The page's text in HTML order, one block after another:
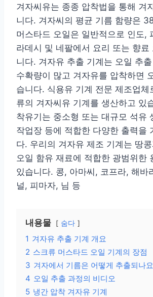
겨자씨유는 종종 압착법을 통해 겨
니다. 겨자씨의 평균 기름 함량은
머스타드 오일은 일반적으로 인도,
라데시 및 네팔에서 요리 또는 향료
니다. 겨자유 추출 기계는 오일 추
수확량이 많고 겨자유를 압착하면
습니다. 식용유 기계 전문 제조업체
류의 겨자씨유 기계를 생산하고 있
착유기는 중소형 또는 대규모 석유
작업장 등에 적합한 다양한 출력을
다. 우리의 겨자유 제조 기계는 땅
오일 함유 재료에 적합한 광범위한
있습니다. 콩, 아마씨, 코프라, 해바
널, 피마자, 님 등
내용물 숨다
1 겨자유 추출 기계 개요
2 스크류 머스타드 오일 기계의 장점
3 겨자에서 기름은 어떻게 추출되나
4 오일 추출 과정의 비디오
5 냉간 압착 겨자유 기계